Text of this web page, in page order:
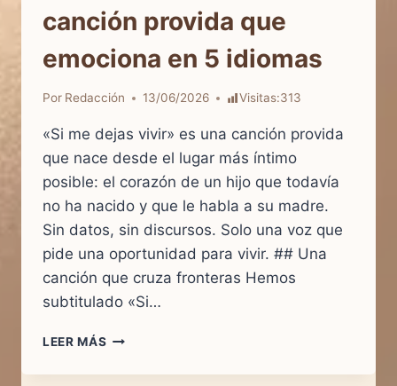
canción provida que
emociona en 5 idiomas
Por Redacción 13/06/2026 Visitas:313
«Si me dejas vivir» es una canción provida
que nace desde el lugar más íntimo
posible: el corazón de un hijo que todavía
no ha nacido y que le habla a su madre.
Sin datos, sin discursos. Solo una voz que
pide una oportunidad para vivir. ## Una
canción que cruza fronteras Hemos
subtitulado «Si…
LEER MÁS
DEJAS